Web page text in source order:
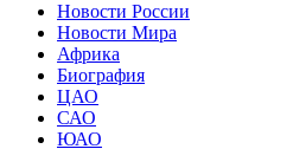
Новости России
Новости Мира
Африка
Биография
ЦАО
САО
ЮАО